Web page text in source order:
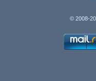
© 2008-